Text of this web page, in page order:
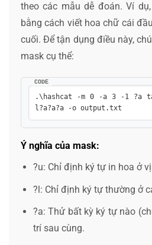
theo các mẫu dễ đoán. Ví
bằng cách viết hoa chữ cái
cuối. Để tận dụng điều này,
mask cụ thể:
CODE
.\hashcat -m 0 -a 3 -1 ?a
l?a?a?a -o output.txt
Ý nghĩa của mask:
?u: Chỉ định ký tự in hoa ở
?l: Chỉ định ký tự thường ở
?a: Thử bất kỳ ký tự nào
trí sau cùng.